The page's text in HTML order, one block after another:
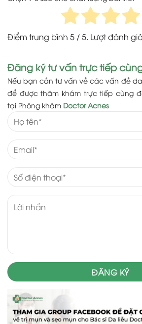
Điểm trung bình 5 / 5. Lượt đánh giá
Đăng ký tư vấn trực tiếp
Nếu bạn cần tư vấn về các vấn đề
để được thăm khám trực tiếp cùng
tại Phòng khám Doctor Acnes